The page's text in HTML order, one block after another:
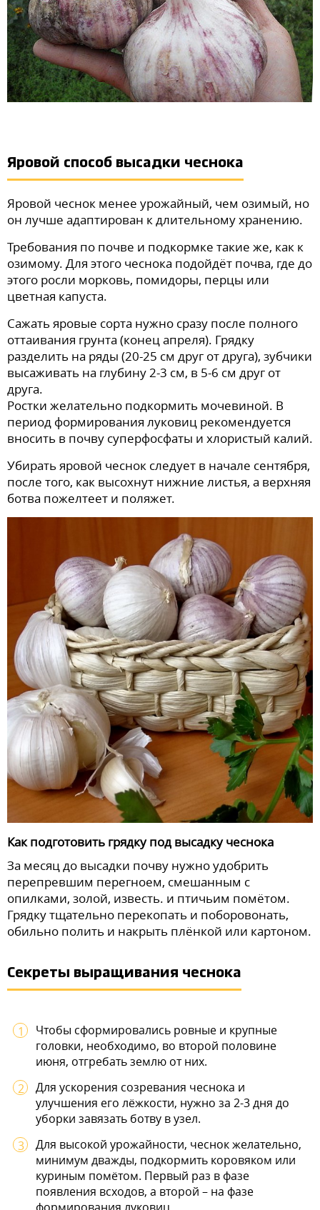
Яровой способ высадки чеснока
Яровой чеснок менее урожайный, чем озимый, но
он лучше адаптирован к длительному хранению.
Требования по почве и подкормке такие же, как к
озимому. Для этого чеснока подойдёт почва, где до
этого росли морковь, помидоры, перцы или
цветная капуста.
Сажать яровые сорта нужно сразу после полного
оттаивания грунта (конец апреля). Грядку
разделить на ряды (20-25 см друг от друга), зубчики
высаживать на глубину 2-3 см, в 5-6 см друг от
друга.
Ростки желательно подкормить мочевиной. В
период формирования луковиц рекомендуется
вносить в почву суперфосфаты и хлористый калий.
Убирать яровой чеснок следует в начале сентября,
после того, как высохнут нижние листья, а верхняя
ботва пожелтеет и поляжет.
Как подготовить грядку под высадку чеснока
За месяц до высадки почву нужно удобрить
перепревшим перегноем, смешанным с
опилками, золой, известь. и птичьим помётом.
Грядку тщательно перекопать и поборовонать,
обильно полить и накрыть плёнкой или картоном.
Секреты выращивания чеснока
Чтобы сформировались ровные и крупные
головки, необходимо, во второй половине
июня, отгребать землю от них.
Для ускорения созревания чеснока и
улучшения его лёжкости, нужно за 2-3 дня до
уборки завязать ботву в узел.
Для высокой урожайности, чеснок желательно,
минимум дважды, подкормить коровяком или
куриным помётом. Первый раз в фазе
появления всходов, а второй – на фазе